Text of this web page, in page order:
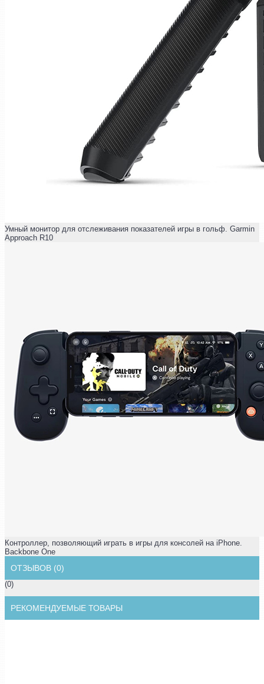
Умный монитор для отслеживания показателей игры в гольф. Garmin
Approach R10
Контроллер, позволяющий играть в игры для консолей на iPhone.
Backbone One
ОТЗЫВОВ (0)
(0)
РЕКОМЕНДУЕМЫЕ ТОВАРЫ